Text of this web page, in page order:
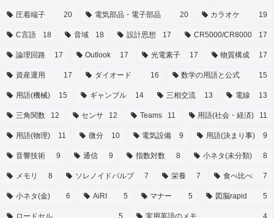
圧着端子 20 電気部品・電子部品 20 カラオケ 19
C言語 18 音域 18 設計思想 17 CR5000/CR8000 17
論理回路 17 Outlook 17 光電素子 17 物質構成 17
資産運用 17 ダイオード 16 数学の用語と公式 15
用語(機械) 15 ギャンブル 14 三相交流 13 電線 13
三角関数 12 センサ 12 Teams 11 用語(社会・経済) 11
用語(物理) 11 微分 10 電気設備 9 用語(決まり事) 9
音響技術 9 通信 9 指数対数 8 小ネタ(未分類) 8
メモリ 8 ソレノイドバルブ 7 栄養 7 食べ比べ 7
小ネタ(金) 6 AiRI 5 マナー 5 図脳rapid 5
ロードセル 5 実用英語のメモ 4